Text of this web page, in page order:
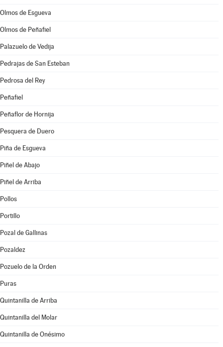
Olmos de Esgueva
Olmos de Peñafiel
Palazuelo de Vedija
Pedrajas de San Esteban
Pedrosa del Rey
Peñafiel
Peñaflor de Hornija
Pesquera de Duero
Piña de Esgueva
Piñel de Abajo
Piñel de Arriba
Pollos
Portillo
Pozal de Gallinas
Pozaldez
Pozuelo de la Orden
Puras
Quintanilla de Arriba
Quintanilla del Molar
Quintanilla de Onésimo